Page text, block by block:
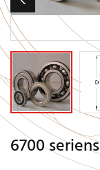
6700